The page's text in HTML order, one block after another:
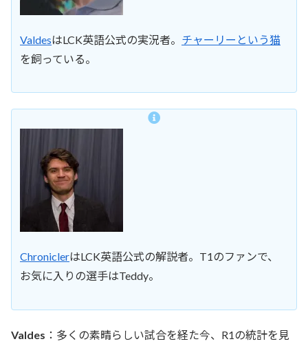
ValdesはLCK英語公式の実況者。 チャーリーという猫
を飼っている。
ChroniclerはLCK英語公式の解説者。T1のファンで、
お気に入りの選手はTeddy。
Valdes ：多くの素晴らしい試合を経た今、R1の統計を見